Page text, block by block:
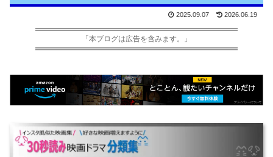
2025.09.07 2026.06.19
「本ブログは広告を含みます。」